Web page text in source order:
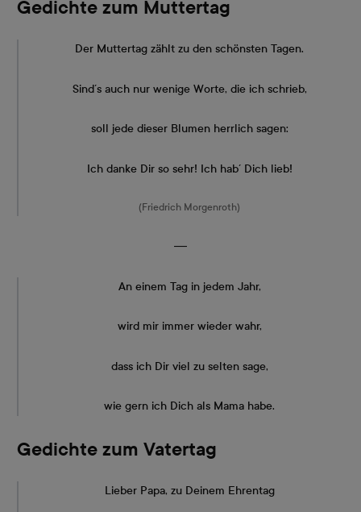
Gedichte zum Muttertag
Der Muttertag zählt zu den schönsten Tagen.
Sind´s auch nur wenige Worte, die ich schrieb,
soll jede dieser Blumen herrlich sagen:
Ich danke Dir so sehr! Ich hab´ Dich lieb!
(Friedrich Morgenroth)
―
An einem Tag in jedem Jahr,
wird mir immer wieder wahr,
dass ich Dir viel zu selten sage,
wie gern ich Dich als Mama habe.
Gedichte zum Vatertag
Lieber Papa, zu Deinem Ehrentag